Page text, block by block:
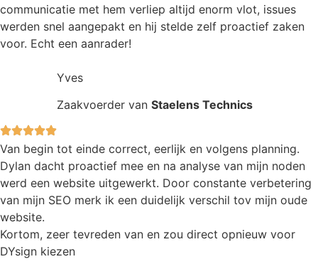
communicatie met hem verliep altijd enorm vlot, issues
werden snel aangepakt en hij stelde zelf proactief zaken
voor. Echt een aanrader!
Yves
Zaakvoerder van Staelens Technics
Van begin tot einde correct, eerlijk en volgens planning.
Dylan dacht proactief mee en na analyse van mijn noden
werd een website uitgewerkt. Door constante verbetering
van mijn SEO merk ik een duidelijk verschil tov mijn oude
website.
Kortom, zeer tevreden van en zou direct opnieuw voor
DYsign kiezen